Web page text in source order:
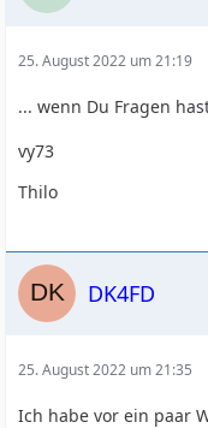
25. August 2022 um 21:19
... wenn Du Fragen
vy73
Thilo
DK4FD
25. August 2022 um 21:35
Ich habe vor ein paar